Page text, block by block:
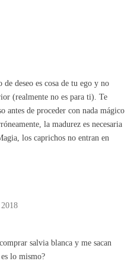
deseo es cosa de tu ego y no
(realmente no es para ti). Te
antes de proceder con nada mágico
la madurez es necesaria
los caprichos no entran en
salvia blanca y me sacan
lo mismo?